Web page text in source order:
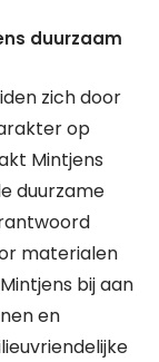
duurzaam
zich door
op
Mintjens
duurzame
materialen
bij aan
en